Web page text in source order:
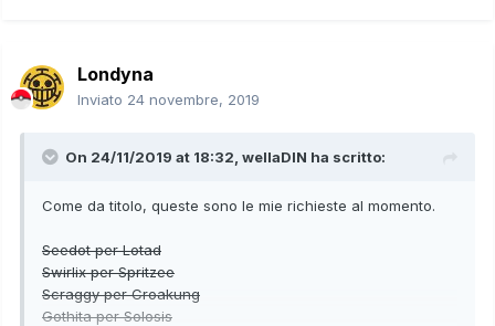
Londyna
Inviato 24 novembre, 2019
On 24/11/2019 at 18:32, wellaDIN ha scritto:
Come da titolo, queste sono le mie richieste al momento.
Seedot per Lotad
Swirlix per Spritzee
Scraggy per Croakung
Gothita per Solosis